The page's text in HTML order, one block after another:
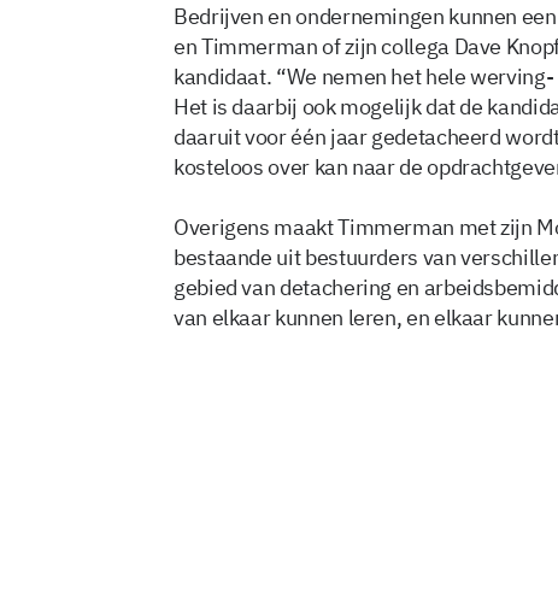
Bedrijven en ondernemingen kunnen
en Timmerman of zijn collega Dave
kandidaat. “We nemen het hele
Het is daarbij ook mogelijk dat de
daaruit voor één jaar gedetacheerd
kosteloos over kan naar de
Overigens maakt Timmerman met zijn
bestaande uit bestuurders van
gebied van detachering en
van elkaar kunnen leren, en elkaar